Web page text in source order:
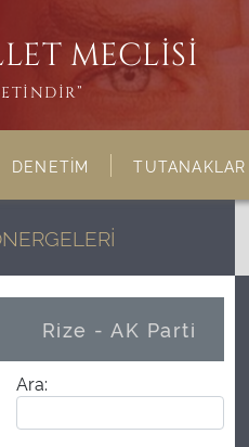
MECLİSİ
DENETİM TUTANAKLAR
Rize - AK Parti
Ara: